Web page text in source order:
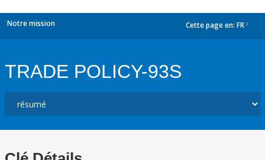
Notre mission Cette page en: FR
TRADE POLICY-93S